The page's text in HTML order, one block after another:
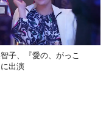
子、『愛の、がっこ
出演